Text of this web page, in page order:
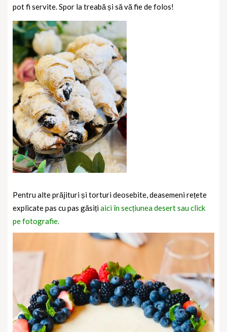
pot fi servite. Spor la treabă și să vă fie de folos!
Pentru alte prăjituri și torturi deosebite, deasemeni rețete
explicate pas cu pas găsițiaici în secțiunea desert sau click
pe fotografie.